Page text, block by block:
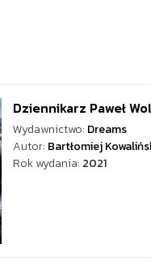
Dziennikarz Paweł
Wydawnictwo: Dreams
Autor: Bartłomiej
Rok wydania: 2021